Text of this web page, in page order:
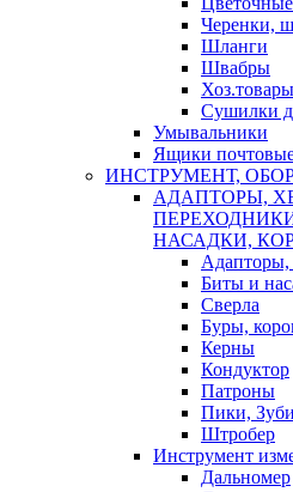
Черенки,
Шланги
Швабры
Хоз.товары
Сушилки
Умывальники
Ящики
ИНСТРУМЕНТ,
АДАПТОРЫ,
НАСАДКИ,
Адапторы,
Биты и
Сверла
Буры,
Керны
Кондуктор
Патроны
Пики,
Штробер
Инструмент
Дальномер